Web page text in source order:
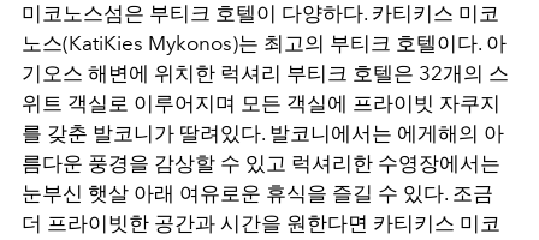
미코노스섬은 부티크 호텔이 다양하다. 카티키스 미코
노스(KatiKies Mykonos)는 최고의 부티크 호텔이다. 아
기오스 해변에 위치한 럭셔리 부티크 호텔은 32개의 스
위트 객실로 이루어지며 모든 객실에 프라이빗 자쿠지
를 갖춘 발코니가 딸려있다. 발코니에서는 에게해의 아
름다운 풍경을 감상할 수 있고 럭셔리한 수영장에서는
눈부신 햇살 아래 여유로운 휴식을 즐길 수 있다. 조금
더 프라이빗한 공간과 시간을 원한다면 카티키스 미코